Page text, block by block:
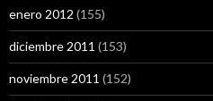
enero 2012 (155)
diciembre 2011 (153)
noviembre 2011 (152)